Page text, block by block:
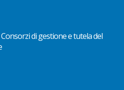
di gestione e tutela del